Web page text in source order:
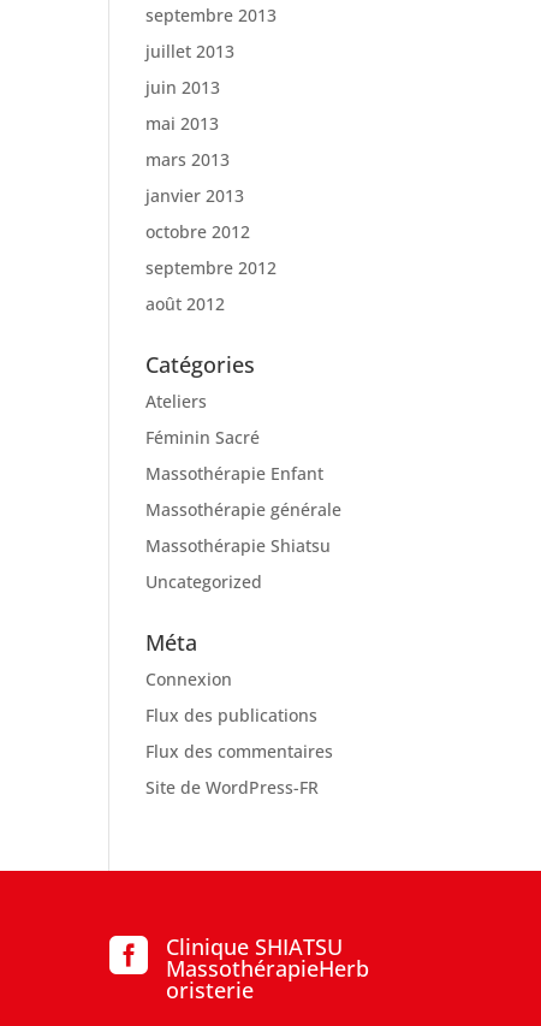
septembre 2013
juillet 2013
juin 2013
mai 2013
mars 2013
janvier 2013
octobre 2012
septembre 2012
août 2012
Catégories
Ateliers
Féminin Sacré
Massothérapie Enfant
Massothérapie générale
Massothérapie Shiatsu
Uncategorized
Méta
Connexion
Flux des publications
Flux des commentaires
Site de WordPress-FR
 Clinique SHIATSU
MassothérapieHerb
oristerie